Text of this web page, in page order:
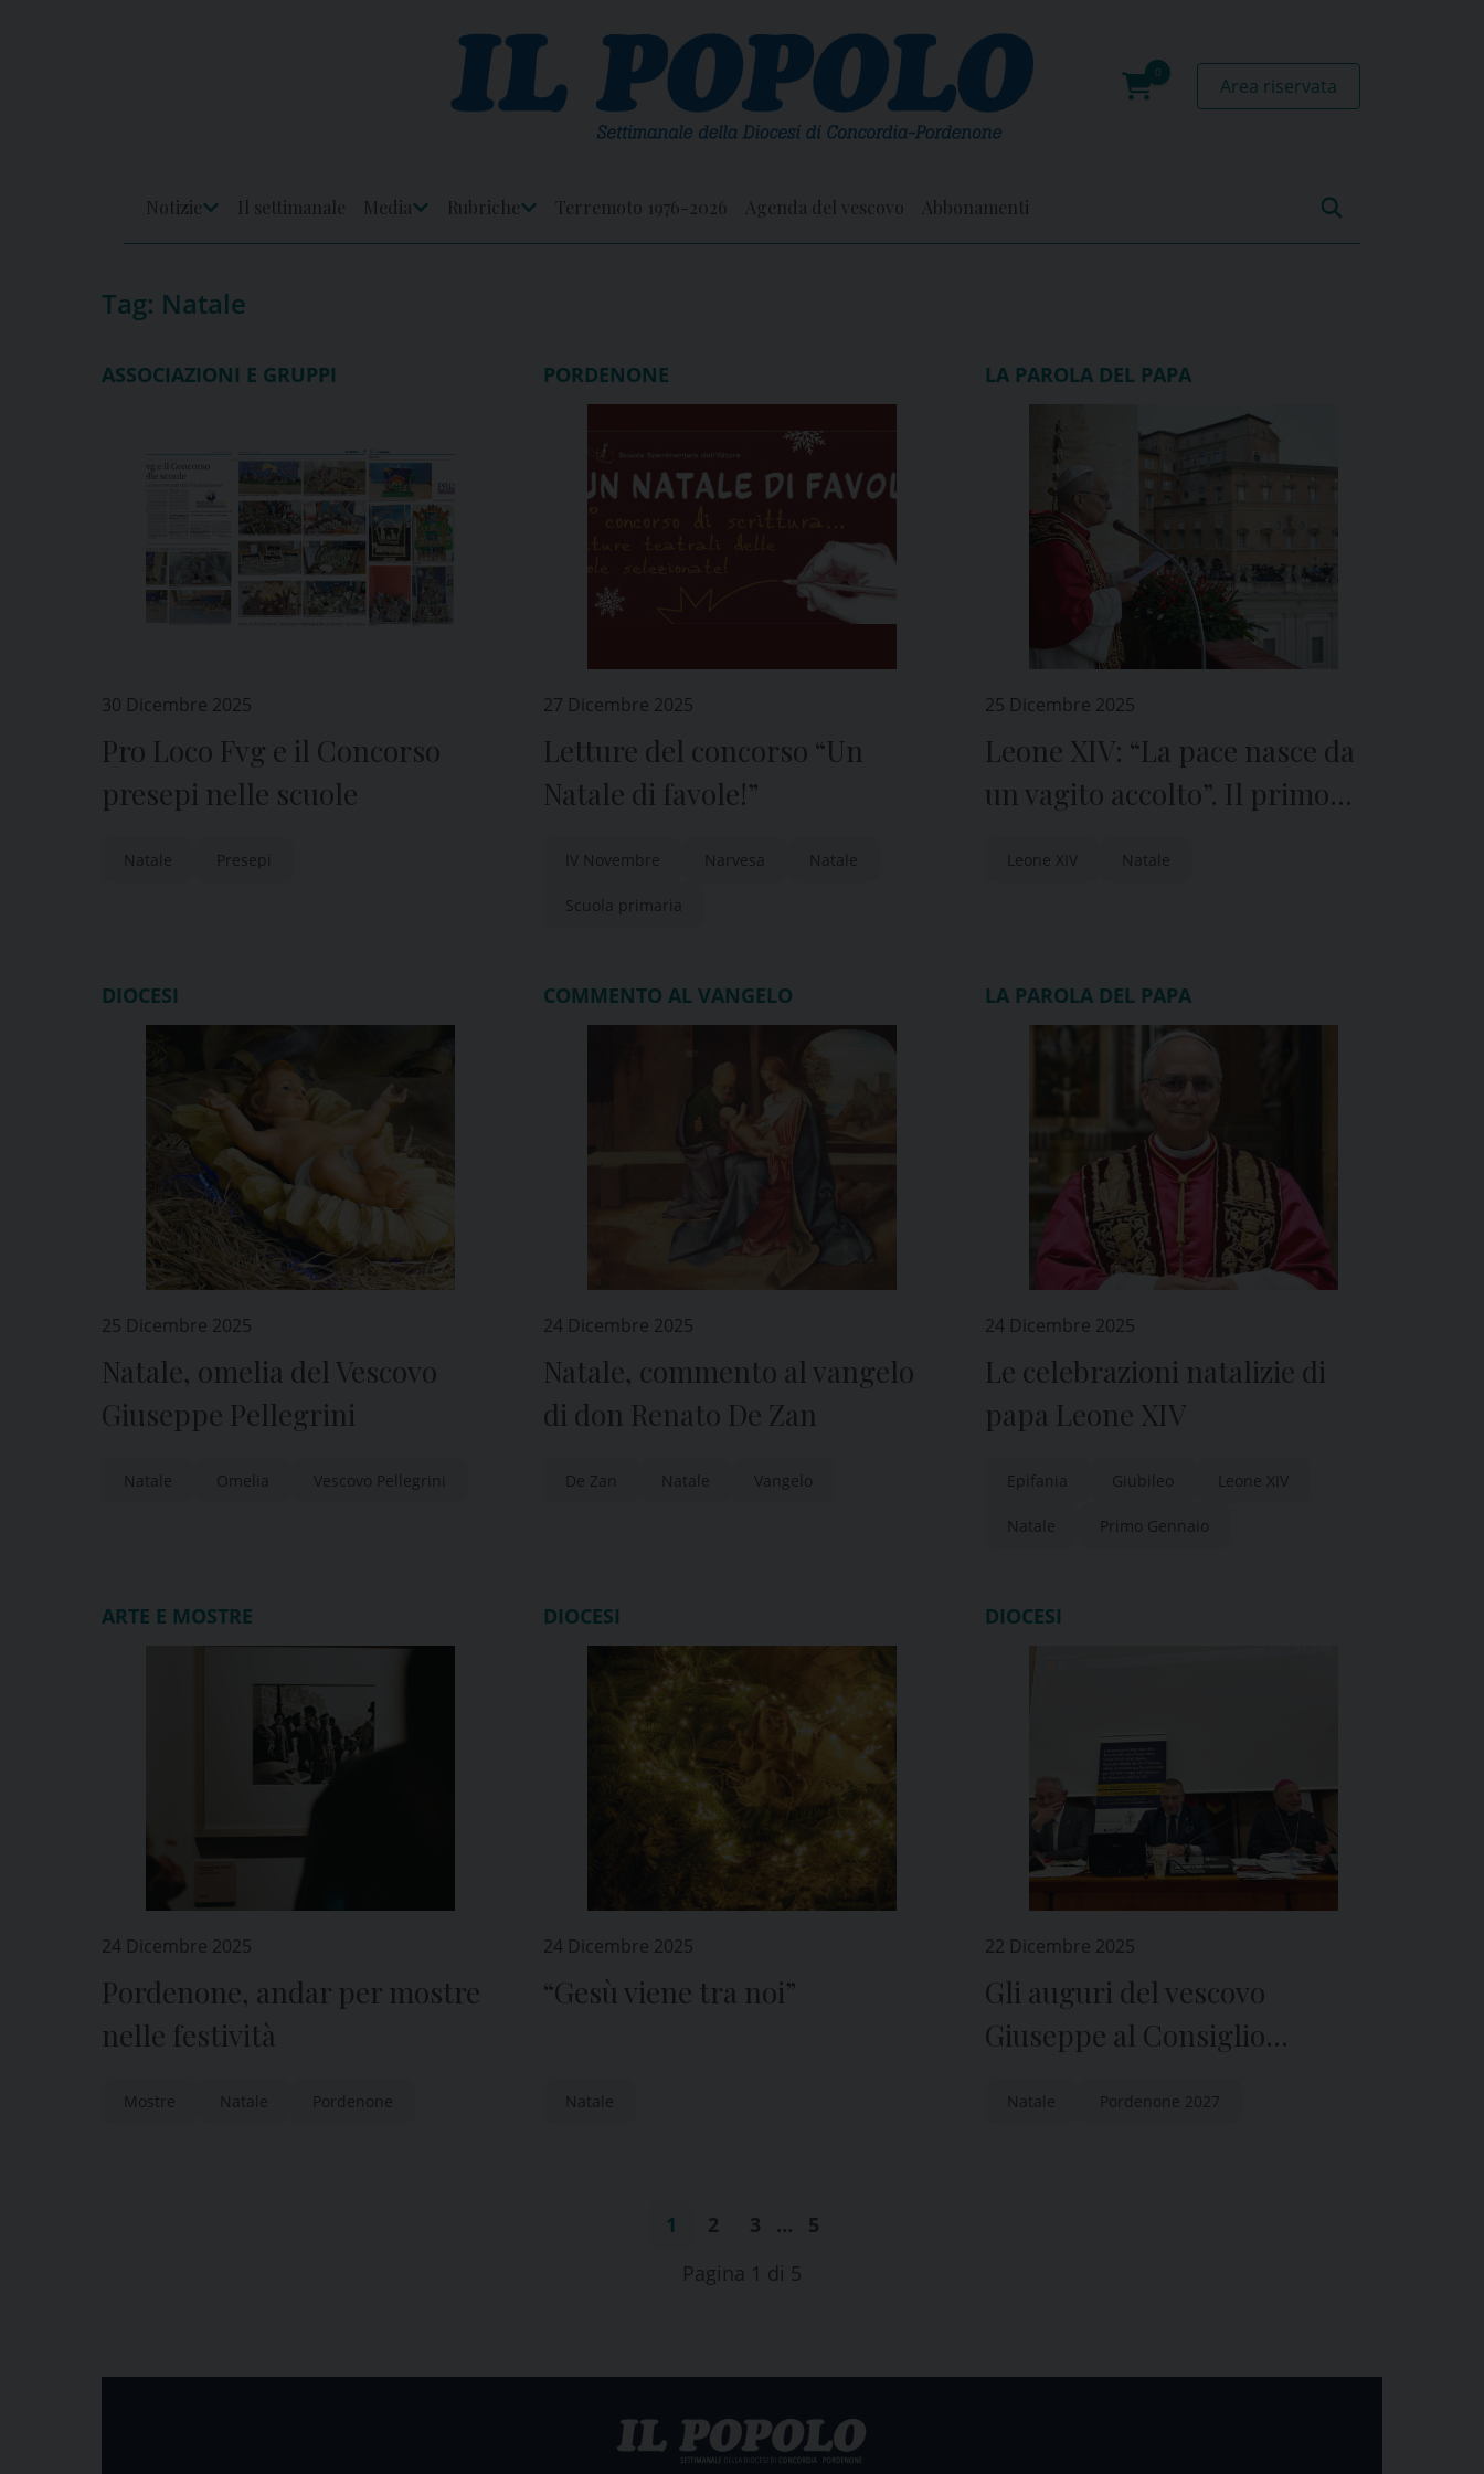
0
Area riservata
Notizie
Il settimanale
Media
Rubriche
Terremoto 1976-2026 Agenda del vescovo Abbonamenti
Tag: Natale
ASSOCIAZIONI E GRUPPI
30 Dicembre 2025
Pro Loco Fvg e il Concorso
presepi nelle scuole
Natale Presepi
PORDENONE
27 Dicembre 2025
Letture del concorso “Un
Natale di favole!”
IV Novembre Narvesa Natale
Scuola primaria
LA PAROLA DEL PAPA
25 Dicembre 2025
Leone XIV: “La pace nasce da
un vagito accolto”. Il primo
Leone XIV Natale
DIOCESI
25 Dicembre 2025
Natale, omelia del Vescovo
Giuseppe Pellegrini
Natale Omelia Vescovo Pellegrini
COMMENTO AL VANGELO
24 Dicembre 2025
Natale, commento al vangelo
di don Renato De Zan
De Zan Natale Vangelo
LA PAROLA DEL PAPA
24 Dicembre 2025
Le celebrazioni natalizie di
papa Leone XIV
Epifania Giubileo Leone XIV
Natale Primo Gennaio
ARTE E MOSTRE
24 Dicembre 2025
Pordenone, andar per mostre
nelle festività
Mostre Natale Pordenone
DIOCESI
24 Dicembre 2025
“Gesù viene tra noi”
Natale
DIOCESI
22 Dicembre 2025
Gli auguri del vescovo
Giuseppe al Consiglio
Natale Pordenone 2027
1 2 3 …
5
Pagina 1 di 5